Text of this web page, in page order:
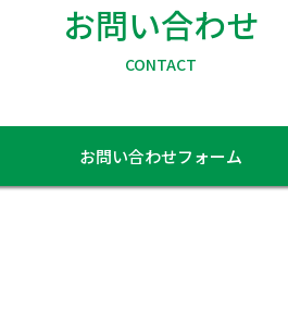
お問い合わせ
CONTACT
お問い合わせフォーム